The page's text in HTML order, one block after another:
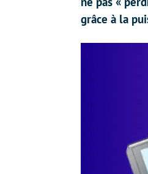
grâce à la